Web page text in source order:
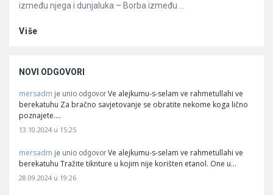
između njega i dunjaluka – Borba između ...
Više
NOVI ODGOVORI
mersadm je unio odgovor Ve alejkumu-s-selam ve rahmetullahi ve
berekatuhu Za bračno savjetovanje se obratite nekome koga lično
poznajete.…
13.10.2024 u 15:25
mersadm je unio odgovor Ve alejkumu-s-selam ve rahmetullahi ve
berekatuhu Tražite tiknture u kojim nije korišten etanol. One u…
28.09.2024 u 19:26